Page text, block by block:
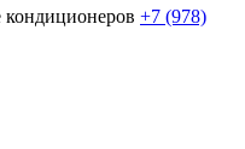
+7 (978)